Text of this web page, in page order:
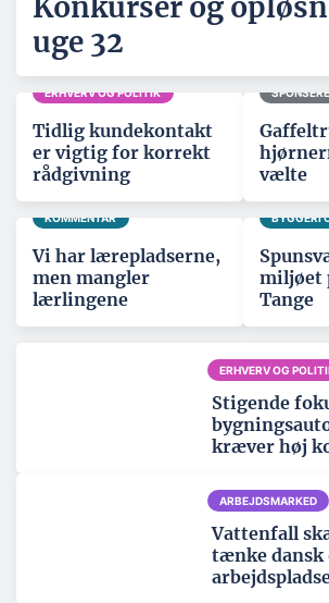
uge 32
ERHVERV OG POLITIK
Tidlig kundekontakt
er vigtig for korrekt
rådgivning
vælte
KOMMENTAR
Vi har lærepladserne,
men mangler
lærlingene
BYGGERI
miljøet
Tange
ERHVERV OG
Stigende
kræver høj
ARBEJDSMARKED
Vattenfall
tænke